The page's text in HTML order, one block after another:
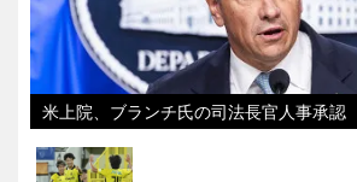
米上院、ブランチ氏の司法長官人事承認